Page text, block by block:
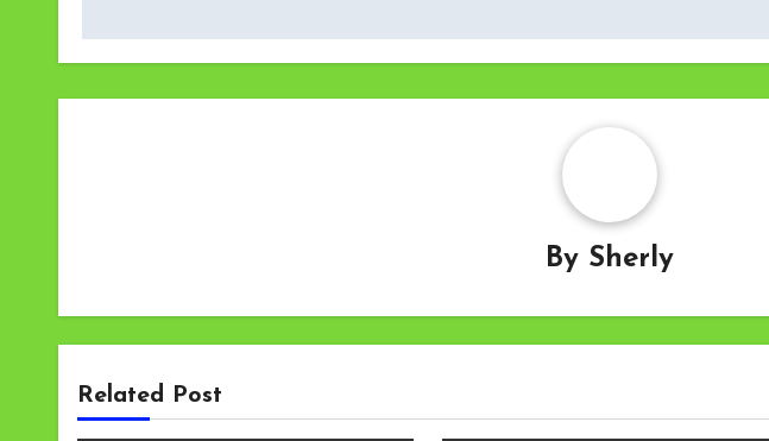
By Sherly
Related Post